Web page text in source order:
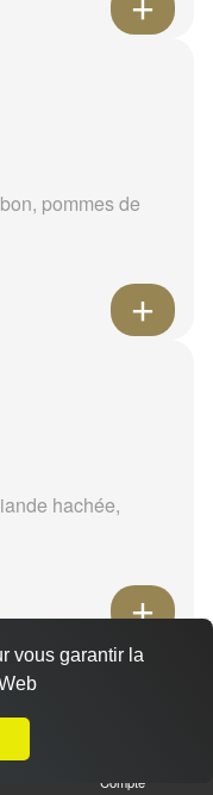
pommes de
hachée,
Compte
vous garantir la